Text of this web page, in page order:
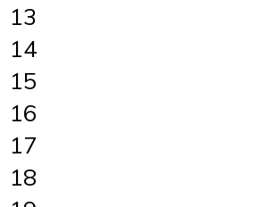
13
14
15
16
17
18